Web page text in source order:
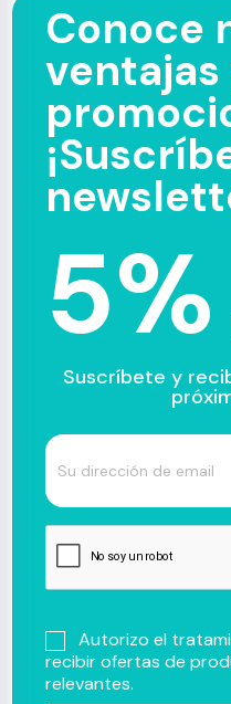
Conoce
ventajas
5%
Suscríbete y
Autorizo el
recibir ofertas de
relevantes.